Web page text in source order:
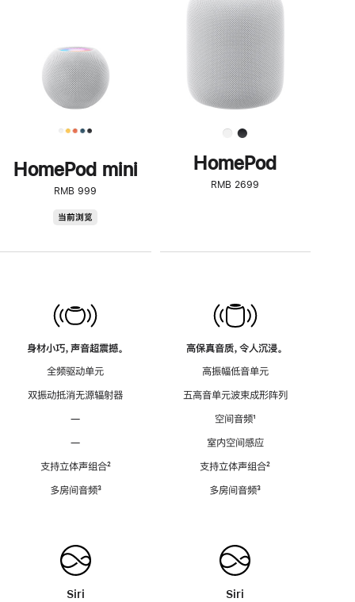
HomePod mini
RMB 999
当前浏览
身材小巧，声音超震撼。
全频驱动单元
双振动抵消无源辐射器
—
—
支持立体声组合脚
²
多房间音频脚
³
Siri
了
解
HomePod<
HomePod
RMB 2699
高保真音质，令人沉浸。
高振幅低音单元
五高音单元波束成形阵列
空间音频脚
¹
室内空间感应
支持立体声组合脚
²
多房间音频脚
³
Siri